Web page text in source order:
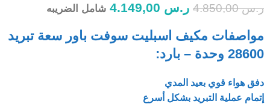
ر.س4.850,00 ر.س شامل الضريبه
مواصفات مكيف اسبليت سوفت باور سعة تبريد
28600 وحدة – بارد:
دفق هواء قوي بعيد المدي
إتمام عملية التبريد بشكل أسرع